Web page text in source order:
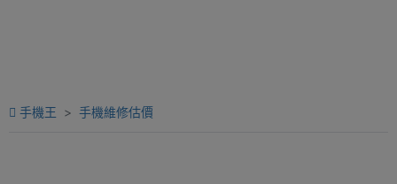
手機王 手機維修估價